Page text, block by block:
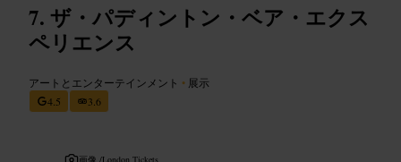
ザ・パディントン・ベア・エクス
ペリエンス
アートとエンターテインメント • 展示
4.5
3.6
画像 /London Tickets